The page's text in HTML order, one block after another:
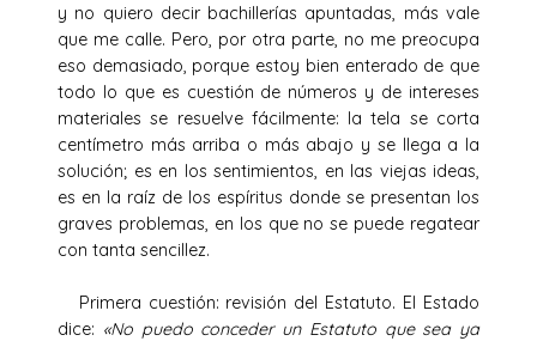
y no quiero decir bachillerías apuntadas, más vale
que me calle. Pero, por otra parte, no me preocupa
eso demasiado, porque estoy bien enterado de que
todo lo que es cuestión de números y de intereses
materiales se resuelve fácilmente: la tela se corta
centímetro más arriba o más abajo y se llega a la
solución; es en los sentimientos, en las viejas ideas,
es en la raíz de los espíritus donde se presentan los
graves problemas, en los que no se puede regatear
con tanta sencillez.
Primera cuestión: revisión del Estatuto. El Estado
dice: «No puedo conceder un Estatuto que sea ya